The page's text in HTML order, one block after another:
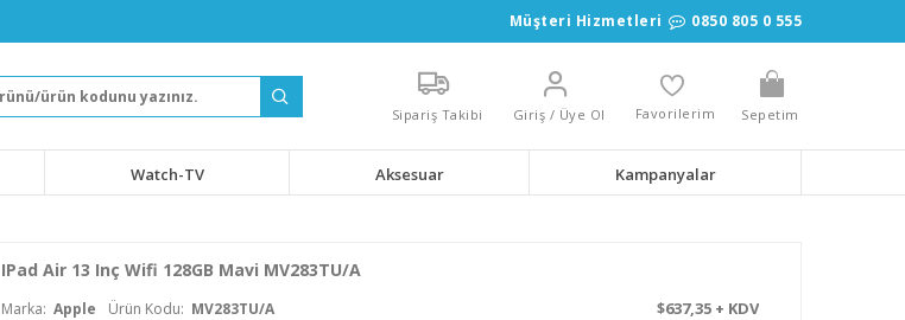
Müşteri Hizmetleri 0850 805 0 555
Sipariş Takibi Giriş / Üye Ol Favorilerim Sepetim
Watch-TV Aksesuar Kampanyalar
IPad Air 13 Inç Wifi 128GB Mavi MV283TU/A
Marka: Apple Ürün Kodu: MV283TU/A $637,35 + KDV